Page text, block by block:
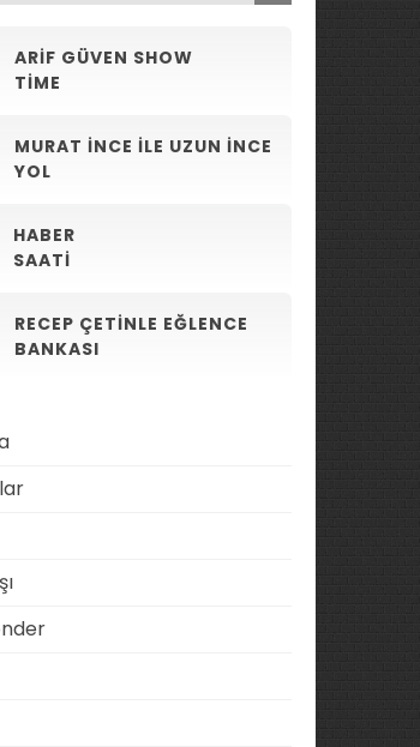
ARIF GÜVEN SHOW
TIME
MURAT İNCE ILE UZUN İNCE
YOL
HABER
SAATI
RECEP ÇETINLE EĞLENCE
BANKASI